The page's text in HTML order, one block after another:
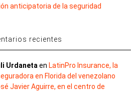
anticipatoria de la seguridad
recientes
Urdaneta en LatinPro Insurance, la
en Florida del venezolano
Javier Aguirre, en el centro de